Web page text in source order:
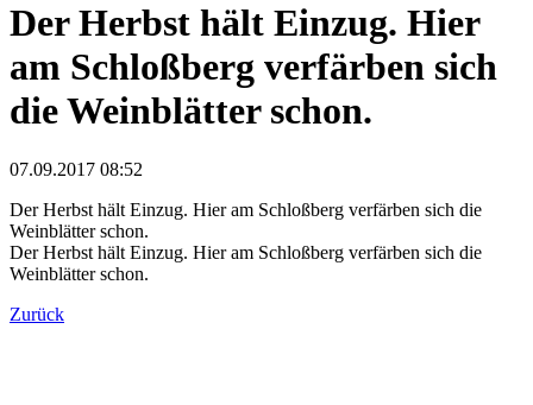
Der Herbst hält Einzug. Hier
am Schloßberg verfärben sich
die Weinblätter schon.
07.09.2017 08:52
Der Herbst hält Einzug. Hier am Schloßberg verfärben sich die
Weinblätter schon.
Der Herbst hält Einzug. Hier am Schloßberg verfärben sich die
Weinblätter schon.
Zurück